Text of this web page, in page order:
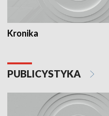
Kronika
PUBLICYSTYKA